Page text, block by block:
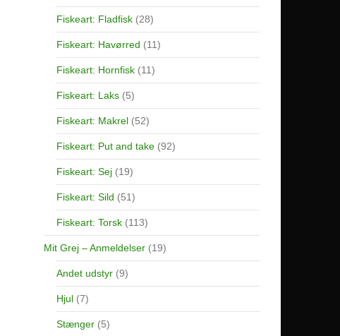
Fiskeart: Fladfisk (28)
Fiskeart: Havørred (11)
Fiskeart: Hornfisk (11)
Fiskeart: Laks (5)
Fiskeart: Makrel (52)
Fiskeart: Put and take (92)
Fiskeart: Sej (19)
Fiskeart: Sild (51)
Fiskeart: Torsk (113)
Mit Grej – Anmeldelser (19)
Andet udstyr (9)
Hjul (7)
Stænger (5)